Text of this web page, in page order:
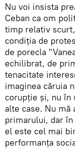
Nu voi insista
Ceban ca om
timp relativ
condiția de
de porecla
echilibrat, de
tenacitate
imaginea căruia
corupție și, nu în
alte case. Nu mă
primarului, dar
el este cel mai
performanța